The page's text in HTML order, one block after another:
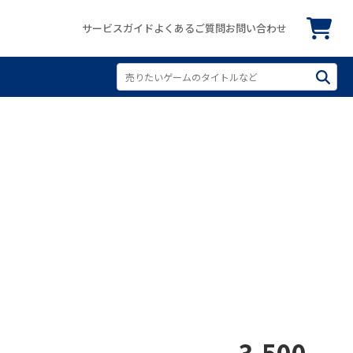
サービスガイドよくあるご質問お問い合わせ